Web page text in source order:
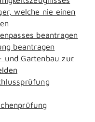
welche nie einen
beantragen
beantragen
und Gartenbau zur